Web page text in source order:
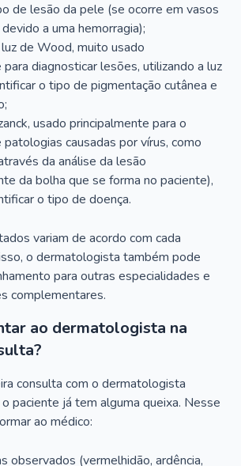
de lesão da pele (se ocorre em vasos
a uma hemorragia);
de Wood, muito usado
diagnosticar lesões, utilizando a luz
o tipo de pigmentação cutânea e
usado principalmente para o
causadas por vírus, como
da análise da lesão
da bolha que se forma no paciente),
o tipo de doença.
variam de acordo com cada
o dermatologista também pode
para outras especialidades e
complementares.
ao dermatologista na
consulta com o dermatologista
paciente já tem alguma queixa. Nesse
ao médico:
observados (vermelhidão, ardência,